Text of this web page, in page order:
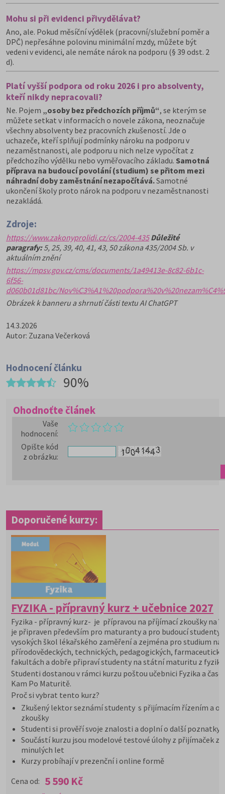
Mohu si při evidenci přivydělávat?
Ano, ale. Pokud měsíční výdělek (pracovní/služební poměr a
DPČ) nepřesáhne polovinu minimální mzdy, můžete být
vedeni v evidenci, ale nemáte nárok na podporu (§ 39 odst. 2
d).
Platí vyšší podpora od roku 2026 i pro absolventy,
kteří nikdy nepracovali?
Ne. Pojem „osoby bez předchozích příjmů“, se kterým se
můžete setkat v informacích o novele zákona, neoznačuje
všechny absolventy bez pracovních zkušeností. Jde o
uchazeče, kteří splňují podmínky nároku na podporu v
nezaměstnanosti, ale podporu u nich nelze vypočítat z
předchozího výdělku nebo vyměřovacího základu. Samotná
příprava na budoucí povolání (studium) se přitom mezi
náhradní doby zaměstnání nezapočítává.Samotné
ukončení školy proto nárok na podporu v nezaměstnanosti
nezakládá.
Zdroje:
https://www.zakonyprolidi.cz/cs/2004-435 Důležité
paragrafy:5, 25, 39, 40, 41, 43, 50 zákona 435/2004 Sb. v
aktuálním znění
https://mpsv.gov.cz/cms/documents/1a49413e-8c82-6b1c-
6f56-
d060b01d81bc/
Obrázek k banneru a shrnutí části textu AI ChatGPT
14.3.2026
Autor: Zuzana Večerková
Hodnocení článku
90%
Ohodnoťte článek
Vaše
hodnocení:
Opište kód
z obrázku:
Doporučené kurzy:
FYZIKA - přípravný kurz + učebnice 2027
Fyzika - přípravný kurz- je přípravou na příjímací zkoušky na
je připraven především pro maturanty a pro budoucí studenty
vysokých škol lékařského zaměření a zejména pro studium na
přírodovědeckých, technických, pedagogických,
fakultách a dobře připraví studenty na státní maturitu z fyziky.
Studenti dostanou v rámci kurzu poštou učebnici Fyzika a
Kam Po Maturitě.
Proč si vybrat tento kurz?
Zkušený lektor seznámí studenty s přijímacím řízením a
zkoušky
Studenti si prověří svoje znalosti a doplní o další poznatky
Součástí kurzu jsou modelové testové úlohy z přijímaček z
minulých let
Kurzy probíhají v prezenční i online formě
Cena od: 5 590 Kč